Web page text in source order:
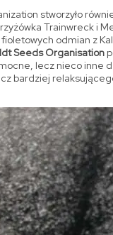
stworzyło
Trainwreck i
odmian z
Seeds Organisation
lecz nieco inne
bardziej